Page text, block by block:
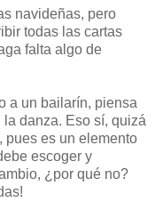
navideñas, pero
todas las cartas
falta algo de
a un bailarín, piensa
danza. Eso sí, quizá
pues es un elemento
escoger y
¿por qué no?